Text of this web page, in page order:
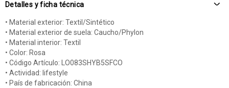
Detalles y ficha técnica
• Material exterior: Textil/Sintético
• Material exterior de suela: Caucho/Phylon
• Material interior: Textil
• Color: Rosa
• Código Artículo: LO083SHYB5SFCO
• Actividad: lifestyle
• País de fabricación: China